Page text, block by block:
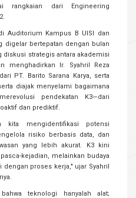
rangkaian dari Engineering
Auditorium Kampus B UISI dan
digelar bertepatan dengan bulan
diskusi strategis antara akademisi
menghadirkan Ir. Syahril Reza
PT. Barito Sarana Karya, serta
diajak menyelami bagaimana
pendekatan K3—dari
dan prediktif.
kita mengidentifikasi potensi
risiko berbasis data, dan
yang lebih akurat. K3 kini
kejadian, melainkan budaya
proses kerja," ujar Syahril
teknologi hanyalah alat;